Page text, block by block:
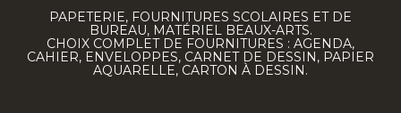
PAPETERIE, FOURNITURES SCOLAIRES ET DE
BUREAU, MATÉRIEL BEAUX-ARTS.
CHOIX COMPLET DE FOURNITURES : AGENDA,
CAHIER, ENVELOPPES, CARNET DE DESSIN, PAPIER
AQUARELLE, CARTON À DESSIN.